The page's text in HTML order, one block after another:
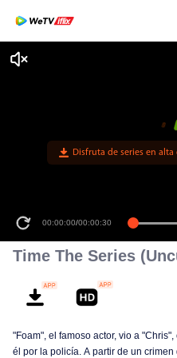
Disfruta de series en
00:00:00/00:00:30
Time The Series
"Foam", el famoso actor, vio a
él por la policía. A partir de un